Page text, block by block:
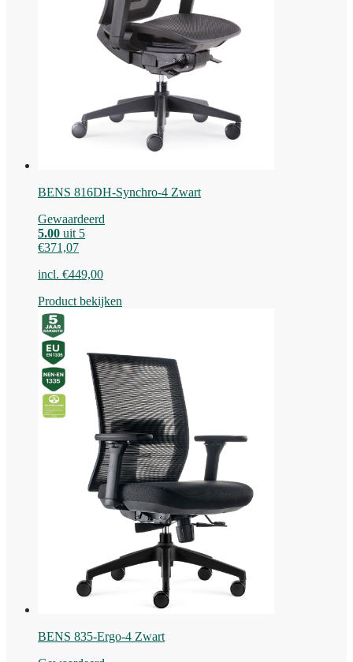
BENS 816DH-Synchro-4 Zwart
Gewaardeerd
5.00 uit 5
€371,07
incl. €449,00
Product bekijken
BENS 835-Ergo-4 Zwart